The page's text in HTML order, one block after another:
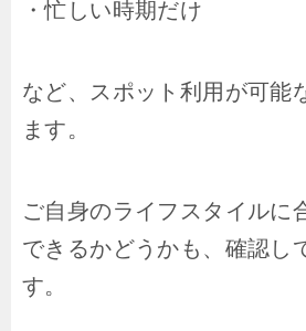
・忙しい時期だけ
など、スポット利用が可能
ます。
ご自身のライフスタイルに
できるかどうかも、確認し
す。